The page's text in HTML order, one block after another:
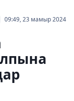
09:49, 23 мамыр 2024